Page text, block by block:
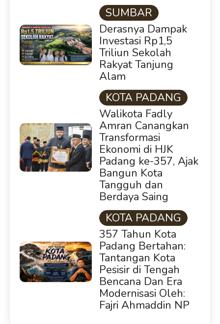
SUMBAR
Derasnya Dampak
Investasi Rp1,5
Triliun Sekolah
Rakyat Tanjung
Alam
KOTA PADANG
Walikota Fadly
Amran Canangkan
Transformasi
Ekonomi di HJK
Padang ke-357, Ajak
Bangun Kota
Tangguh dan
Berdaya Saing
KOTA PADANG
357 Tahun Kota
Padang Bertahan:
Tantangan Kota
Pesisir di Tengah
Bencana Dan Era
Modernisasi Oleh:
Fajri Ahmaddin NP